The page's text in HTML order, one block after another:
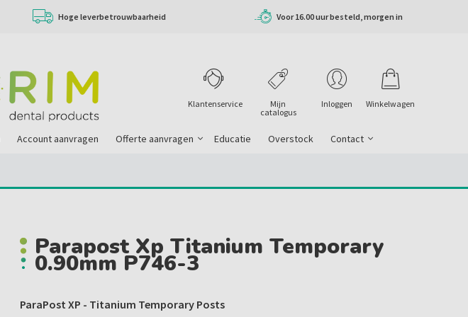
Hoge leverbetrouwbaarheid Voor 16.00 uur besteld, morgen in
Winkelwagen
Inloggen
Mijn
catalogus
Klantenservice
Account aanvragen Offerte aanvragen Educatie Overstock Contact
Parapost Xp Titanium Temporary
0.90mm P746-3
ParaPost XP - Titanium Temporary Posts